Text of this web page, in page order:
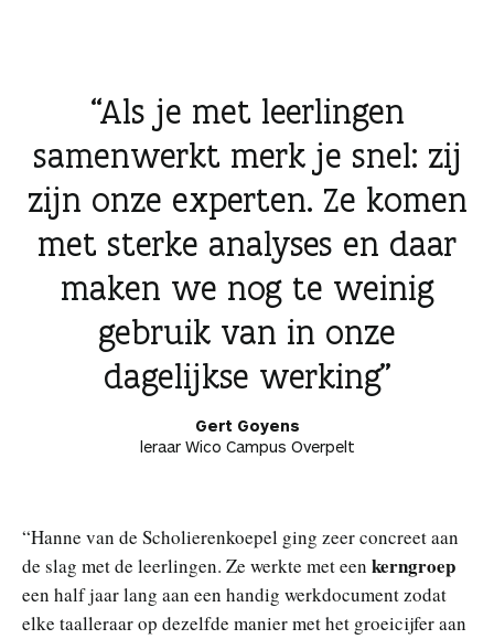
Als je met leerlingen
samenwerkt merk je snel: zij
zijn onze experten. Ze komen
met sterke analyses en daar
maken we nog te weinig
gebruik van in onze
dagelijkse werking
Gert Goyens
leraar Wico Campus Overpelt
“Hanne van de Scholierenkoepel ging zeer concreet aan
de slag met de leerlingen. Ze werkte met een kerngroep
een half jaar lang aan een handig werkdocument zodat
elke taalleraar op dezelfde manier met het groeicijfer aan